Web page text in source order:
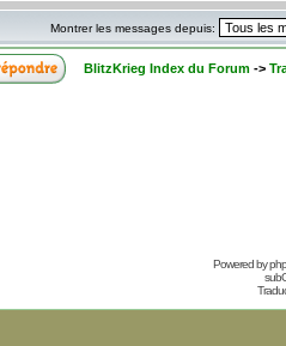
Montrer les messages depuis:
BlitzKrieg Index du Forum ->
Powered by